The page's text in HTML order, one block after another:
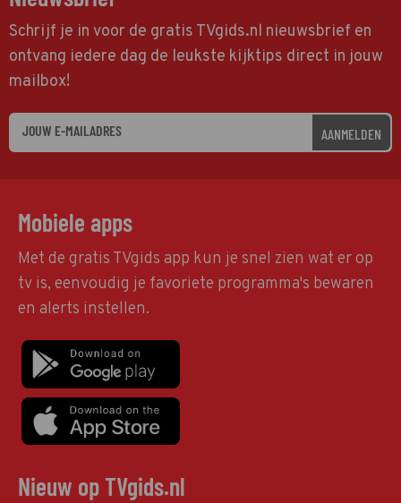
Schrijf je in voor de gratis TVgids.nl nieuwsbrief en
ontvang iedere dag de leukste kijktips direct in jouw
mailbox!
AANMELDEN
Mobiele apps
Met de gratis TVgids app kun je snel zien wat er op
tv is, eenvoudig je favoriete programma's bewaren
en alerts instellen.
Nieuw op TVgids.nl